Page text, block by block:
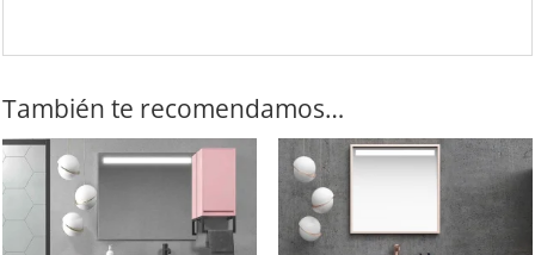
También te recomendamos…